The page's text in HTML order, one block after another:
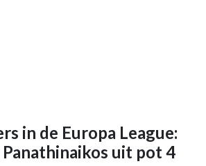
in de Europa League:
uit pot 4